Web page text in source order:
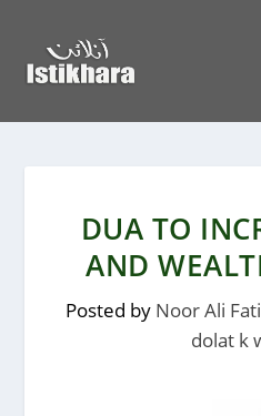
DUA TO
AND
Posted by Noor Ali
dolat k